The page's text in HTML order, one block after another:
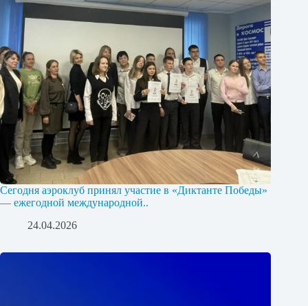
Сегодня аэроклуб принял участие в «Диктанте Победы»
— ежегодной международной..
24.04.2026